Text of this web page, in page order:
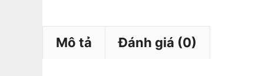
Mô tả Đánh giá (0)